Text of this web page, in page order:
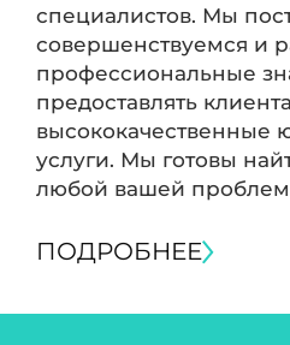
специалистов. Мы
совершенствуемся и
профессиональные
предоставлять
высококачественные
услуги. Мы готовы
любой вашей
ПОДРОБНЕЕ